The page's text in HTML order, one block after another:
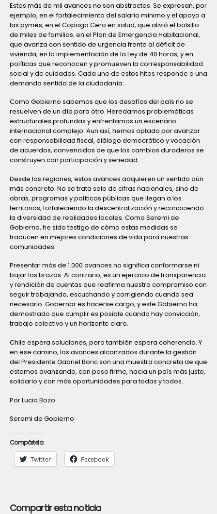
Estos más de mil avances no son abstractos. Se expresan, por
ejemplo, en el fortalecimiento del salario mínimo y el apoyo a
las pymes; en el Copago Cero en salud, que alivió el bolsillo
de miles de familias; en el Plan de Emergencia Habitacional,
que avanza con sentido de urgencia frente al déficit de
vivienda; en la implementación de la Ley de 40 horas; y en
políticas que reconocen y promueven la corresponsabilidad
social y de cuidados. Cada uno de estos hitos responde a una
demanda sentida de la ciudadanía.
Como Gobierno sabemos que los desafíos del país no se
resuelven de un día para otro. Heredamos problemáticas
estructurales profundas y enfrentamos un escenario
internacional complejo. Aun así, hemos optado por avanzar
con responsabilidad fiscal, diálogo democrático y vocación
de acuerdos, convencidos de que los cambios duraderos se
construyen con participación y seriedad.
Desde las regiones, estos avances adquieren un sentido aún
más concreto. No se trata solo de cifras nacionales, sino de
obras, programas y políticas públicas que llegan a los
territorios, fortaleciendo la descentralización y reconociendo
la diversidad de realidades locales. Como Seremi de
Gobierno, he sido testigo de cómo estas medidas se
traducen en mejores condiciones de vida para nuestras
comunidades.
Presentar más de 1.000 avances no significa conformarse ni
bajar los brazos. Al contrario, es un ejercicio de transparencia
y rendición de cuentas que reafirma nuestro compromiso con
seguir trabajando, escuchando y corrigiendo cuando sea
necesario. Gobernar es hacerse cargo, y este Gobierno ha
demostrado que cumplir es posible cuando hay convicción,
trabajo colectivo y un horizonte claro.
Chile espera soluciones, pero también espera coherencia. Y
en ese camino, los avances alcanzados durante la gestión
del Presidente Gabriel Boric son una muestra concreta de que
estamos avanzando, con paso firme, hacia un país más justo,
solidario y con más oportunidades para todas y todos.
Por Lucia Bozo
Seremi de Gobierno
Compártelo:
Twitter Facebook
Compartir esta noticia